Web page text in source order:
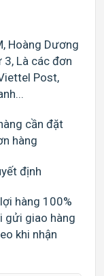
Hoàng Dương
3, Là các đơn
Post,
cần đặt
hàng
định
hàng 100%
gửi giao hàng
khi nhận